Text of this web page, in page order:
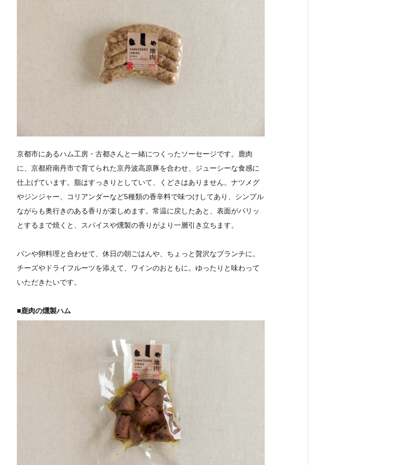
京都市にあるハム工房・古都さんと一緒につくったソーセージです。鹿肉
に、京都府南丹市で育てられた京丹波高原豚を合わせ、ジューシーな食感に
仕上げています。脂はすっきりとしていて、くどさはありません。ナツメグ
やジンジャー、コリアンダーなど5種類の香辛料で味つけしてあり、シンプル
ながらも奥行きのある香りが楽しめます。常温に戻したあと、表面がパリッ
とするまで焼くと、スパイスや燻製の香りがより一層引き立ちます。
パンや卵料理と合わせて、休日の朝ごはんや、ちょっと贅沢なブランチに。
チーズやドライフルーツを添えて、ワインのおともに。ゆったりと味わって
いただきたいです。
■鹿肉の燻製ハム